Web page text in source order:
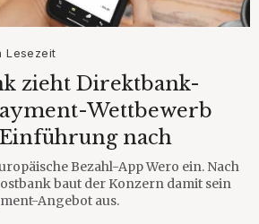
Lesezeit
zieht Direktbank-
Wettbewerb
nach
Bezahl-App Wero ein. Nach
baut der Konzern damit sein
Angebot aus.